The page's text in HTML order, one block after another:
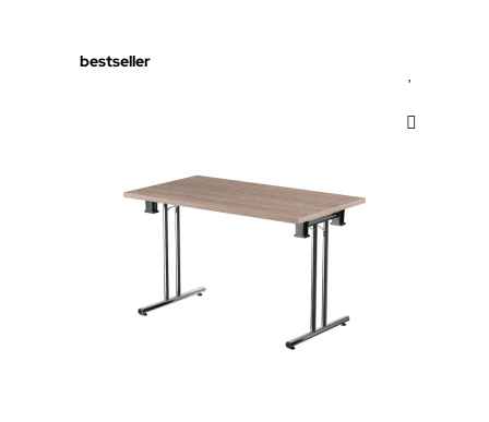
bestseller